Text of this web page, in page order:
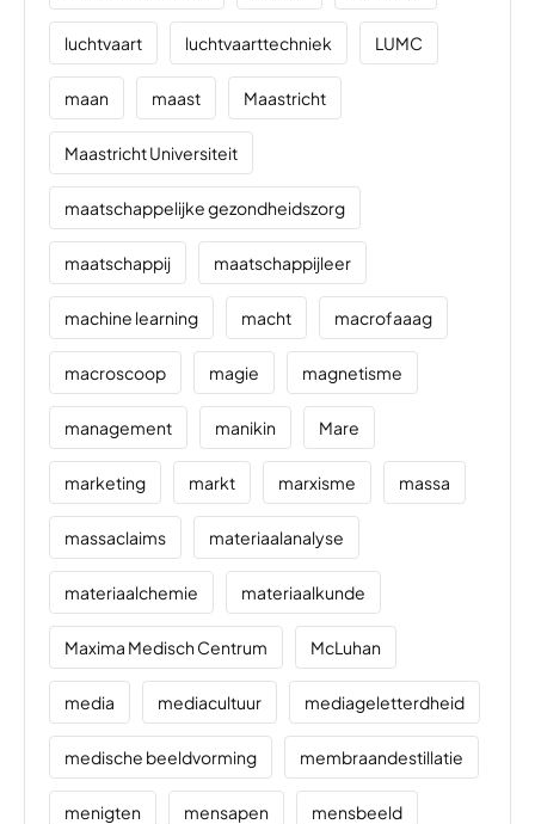
luchtvaart luchtvaarttechniek LUMC
maan maast Maastricht
Maastricht Universiteit
maatschappelijke gezondheidszorg
maatschappij maatschappijleer
machine learning macht macrofaaag
macroscoop magie magnetisme
management manikin Mare
marketing markt marxisme massa
massaclaims materiaalanalyse
materiaalchemie materiaalkunde
Maxima Medisch Centrum McLuhan
media mediacultuur mediageletterdheid
medische beeldvorming membraandestillatie
menigten mensapen mensbeeld